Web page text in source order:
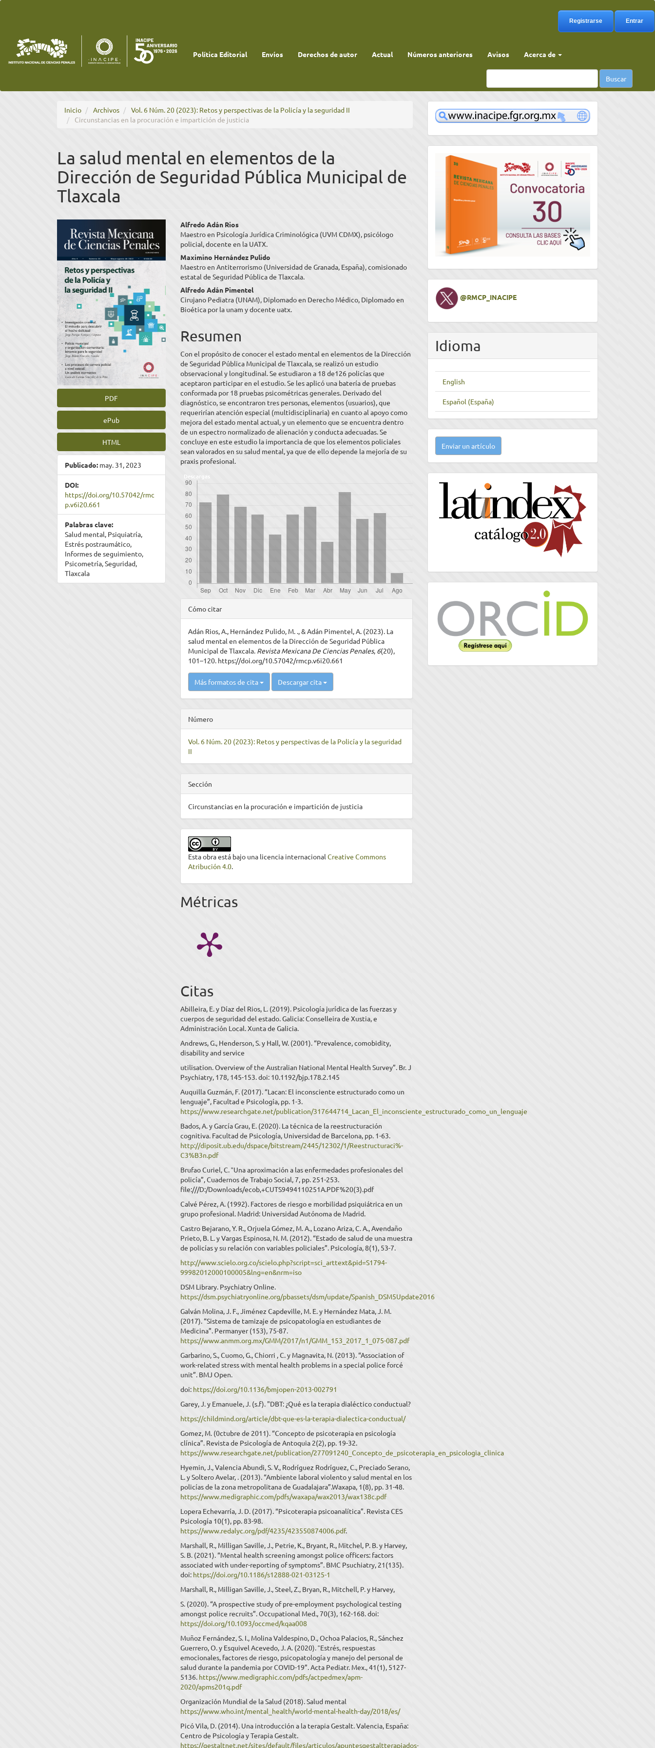
Barra
lateral
Registrarse Entrar
Política Editorial Envíos Derechos de autor Actual Números anteriores Avisos Acerca de
Buscar
Inicio Archivos
Vol. 6 Núm. 20 (2023): Retos y perspectivas de la Policía y la seguridad II
Circunstancias en la procuración e impartición de justicia
La salud mental en elementos de la
Dirección de Seguridad Pública Municipal de
Tlaxcala
Barra
lateral
del
artículo
PDF
ePub
HTML
Publicado: may. 31, 2023
DOI:
https://doi.org/10.57042/rmc
p.v6i20.661
Palabras clave:
Salud mental, Psiquiatría,
Estrés postraumático,
Informes de seguimiento,
Psicometría, Seguridad,
Tlaxcala
Contenido
principal
del
artículo
Alfredo Adán Rios
Maestro en Psicología Jurídica Criminológica (UVM CDMX), psicólogo
policial, docente en la UATX.
Maximino Hernández Pulido
Maestro en Antiterrorismo (Universidad de Granada, España), comisionado
estatal de Seguridad Pública de Tlaxcala.
Alfredo Adán Pimentel
Cirujano Pediatra (UNAM), Diplomado en Derecho Médico, Diplomado en
Bioética por la unam y docente uatx.
Resumen
Con el propósito de conocer el estado mental en elementos de la Dirección
de Seguridad Pública Municipal de Tlaxcala, se realizó un estudio
observacional y longitudinal. Se estudiaron a 18 de126 policías que
aceptaron participar en el estudio. Se les aplicó una batería de pruebas
conformada por 18 pruebas psicométricas generales. Derivado del
diagnóstico, se encontraron tres personas, elementos (usuarios), que
requerirían atención especial (multidisciplinaria) en cuanto al apoyo como
mejora del estado mental actual, y un elemento que se encuentra dentro
de un espectro normalizado de alienación y conducta adecuadas. Se
concluye en este estudio la importancia de que los elementos policiales
sean valorados en su salud mental, ya que de ello depende la mejoría de su
praxis profesional.
Descargas
Detalles
del
artículo
Cómo citar
Adán Rios, A., Hernández Pulido, M. ., & Adán Pimentel, A. (2023). La
salud mental en elementos de la Dirección de Seguridad Pública
Municipal de Tlaxcala. Revista Mexicana De Ciencias Penales, 6(20),
101–120. https://doi.org/10.57042/rmcp.v6i20.661
Más formatos de cita Descargar cita
Número
Vol. 6 Núm. 20 (2023): Retos y perspectivas de la Policía y la seguridad
II
Sección
Circunstancias en la procuración e impartición de justicia
Esta obra está bajo una licencia internacionalCreative Commons
Atribución 4.0.
Métricas
Citas
Abilleira, E. y Díaz del Rios, L. (2019). Psicología jurídica de las fuerzas y
cuerpos de seguridad del estado. Galicia: Conselleira de Xustia, e
Administración Local. Xunta de Galicia.
Andrews, G., Henderson, S. y Hall, W. (2001). “Prevalence, comobidity,
disability and service
utilisation. Overview of the Australian National Mental Health Survey”. Br. J
Psychiatry, 178, 145-153. doi: 10.1192/bjp.178.2.145
Auquilla Guzmán, F. (2017). “Lacan: El inconsciente estructurado como un
lenguaje”, Facultad e Psicología, pp. 1-3.
https://www.researchgate.net/publication/317644714_Lacan_El_inconsciente_estructurado_como_un_lenguaje
Bados, A. y García Grau, E. (2020). La técnica de la reestructuración
cognitiva. Facultad de Psicología, Universidad de Barcelona, pp. 1-63.
http://diposit.ub.edu/dspace/bitstream/2445/12302/1/Reestructuraci%-
C3%B3n.pdf
Brufao Curiel, C. ‟Una aproximación a las enfermedades profesionales del
policía”, Cuadernos de Trabajo Social, 7, pp. 251-253.
file:///D:/Downloads/ecob,+CUTS9494110251A.PDF%20(3).pdf
Calvé Pérez, A. (1992). Factores de riesgo e morbilidad psiquiátrica en un
grupo profesional. Madrid: Universidad Autónoma de Madrid.
Castro Bejarano, Y. R., Orjuela Gómez, M. A., Lozano Ariza, C. A., Avendaño
Prieto, B. L. y Vargas Espinosa, N. M. (2012). “Estado de salud de una muestra
de policías y su relación con variables policiales”. Psicología, 8(1), 53-7.
http://www.scielo.org.co/scielo.php?script=sci_arttext&pid=S1794-
99982012000100005&lng=en&nrm=iso
DSM Library. Psychiatry Online.
https://dsm.psychiatryonline.org/pbassets/dsm/update/Spanish_DSM5Update2016
Galván Molina, J. F., Jiménez Capdeville, M. E. y Hernández Mata, J. M.
(2017). “Sistema de tamizaje de psicopatología en estudiantes de
Medicina”. Permanyer (153), 75-87.
https://www.anmm.org.mx/GMM/2017/n1/GMM_153_2017_1_075-087.pdf
Garbarino, S., Cuomo, G., Chiorri , C. y Magnavita, N. (2013). “Association of
work-related stress with mental health problems in a special police forcé
unit”. BMJ Open.
doi: https://doi.org/10.1136/bmjopen-2013-002791
Garey, J. y Emanuele, J. (s.f). "DBT: ¿Qué es la terapia dialéctico conductual?
https://childmind.org/article/dbt-que-es-la-terapia-dialectica-conductual/
Gomez, M. (0ctubre de 2011). “Concepto de psicoterapia en psicología
clínica”. Revista de Psicología de Antoquia 2(2), pp. 19-32.
https://www.researchgate.net/publication/277091240_Concepto_de_psicoterapia_en_psicologia_clinica
Hyemin, J., Valencia Abundi, S. V., Rodríguez Rodríguez, C., Preciado Serano,
L. y Soltero Avelar, . (2013). “Ambiente laboral violento y salud mental en los
policías de la zona metropolitana de Guadalajara”.Waxapa, 1(8), pp. 31-48.
https://www.medigraphic.com/pdfs/waxapa/wax2013/wax138c.pdf
Lopera Echevarría, J. D. (2017). “Psicoterapia psicoanalítica”. Revista CES
Psicología 10(1), pp. 83-98.
https://www.redalyc.org/pdf/4235/423550874006.pdf.
Marshall, R., Milligan Saville, J., Petrie, K., Bryant, R., Mitchel, P. B. y Harvey,
S. B. (2021). “Mental health screening amongst police officers: factors
associated with under-reporting of symptoms”. BMC Psuchiatry, 21(135).
doi: https://doi.org/10.1186/s12888-021-03125-1
Marshall, R., Milligan Saville, J., Steel, Z., Bryan, R., Mitchell, P. y Harvey,
S. (2020). “A prospective study of pre-employment psychological testing
amongst police recruits”. Occupational Med., 70(3), 162-168. doi:
https://doi.org/10.1093/occmed/kqaa008
Muñoz Fernández, S. I., Molina Valdespino, D., Ochoa Palacios, R., Sánchez
Guerrero, O. y Esquivel Acevedo, J. A. (2020). ‟Estrés, respuestas
emocionales, factores de riesgo, psicopatología y manejo del personal de
salud durante la pandemia por COVID-19”. Acta Pediatr. Mex., 41(1), 5127-
5136. https://www.medigraphic.com/pdfs/actpedmex/apm-
2020/apms201q.pdf
Organización Mundial de la Salud (2018). Salud mental
https://www.who.int/mental_health/world-mental-health-day/2018/es/
Picó Vila, D. (2014). Una introducción a la terapia Gestalt. Valencia, España:
Centro de Psicología y Terapia Gestalt.
https://gestaltnet.net/sites/default/files/articulos/apuntesgestaltterapiados-
www
convocatoria
Twitter@RMCP_INACIPE
Idioma
English
Español (España)
Enviar
un
artículo
Enviar un artículo
latindex